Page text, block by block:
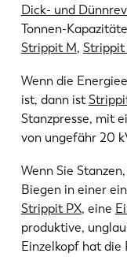
Dick- und
Tonnen-
Strippit M, Strippit
Wenn die
ist, dann ist
Stanzpresse, mit
von ungefähr 20
Wenn Sie
Biegen in einer
Strippit PX, eine
produktive,
Einzelkopf hat die